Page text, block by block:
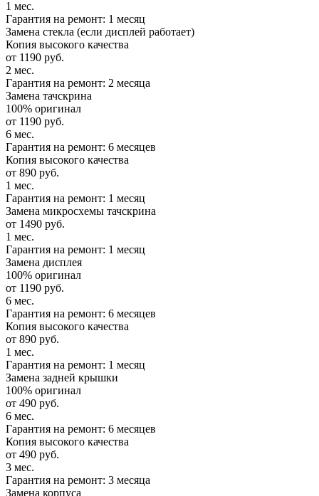
1 мес.
Гарантия на ремонт: 1 месяц
Замена стекла (если дисплей работает)
Копия высокого качества
от 1190 руб.
2 мес.
Гарантия на ремонт: 2 месяца
Замена тачскрина
100% оригинал
от 1190 руб.
6 мес.
Гарантия на ремонт: 6 месяцев
Копия высокого качества
от 890 руб.
1 мес.
Гарантия на ремонт: 1 месяц
Замена микросхемы тачскрина
от 1490 руб.
1 мес.
Гарантия на ремонт: 1 месяц
Замена дисплея
100% оригинал
от 1190 руб.
6 мес.
Гарантия на ремонт: 6 месяцев
Копия высокого качества
от 890 руб.
1 мес.
Гарантия на ремонт: 1 месяц
Замена задней крышки
100% оригинал
от 490 руб.
6 мес.
Гарантия на ремонт: 6 месяцев
Копия высокого качества
от 490 руб.
3 мес.
Гарантия на ремонт: 3 месяца
Замена корпуса